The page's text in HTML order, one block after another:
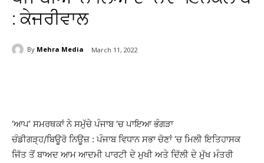
: ਕੇਜਰੀਵਾਲ
By Mehra Media March 11, 2022
‘ਆਪ’ ਸਮਰਥਕਾਂ ਨੇ ਸਮੁੱਚੇ ਪੰਜਾਬ ‘ਚ ਪਾਇਆ ਭੰਗੜਾ
ਚੰਡੀਗੜ੍ਹ/ਬਿਊਰੋ ਨਿਊਜ਼ : ਪੰਜਾਬ ਵਿਧਾਨ ਸਭਾ ਚੋਣਾਂ ‘ਚ ਮਿਲੀ ਇਤਿਹਾਸਕ
ਜਿੱਤ ਤੋਂ ਬਾਅਦ ਆਮ ਆਦਮੀ ਪਾਰਟੀ ਦੇ ਮੁਖੀ ਅਤੇ ਦਿੱਲੀ ਦੇ ਮੁੱਖ ਮੰਤਰੀ